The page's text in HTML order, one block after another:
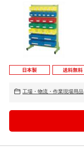
工場・物流・作業現場用品